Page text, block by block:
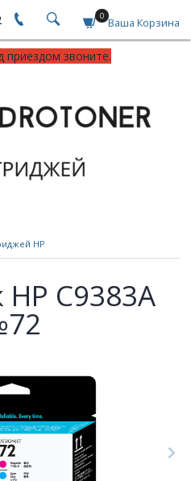
0 Ваша Корзина
приездом звоните.
HP
C9383A